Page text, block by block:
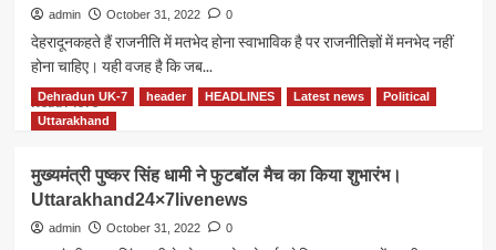
की
मांग
पर
लैंसडौन
का
नाम
से
जाना
जाएगा
जानिए।
admin October 31, 2022 0
देहरादूनकहते हैं राजनीति में मतभेद होना स्वाभाविक है पर राजनीतिज्ञों में मनभेद नहीं
होना चाहिए। यही वजह है कि जब...
Read MoreRead
more
रावत
ने
हरक
Dehradun UK-7 header HEADLINES Latest news
Political
Uttarakhand
मुख्यमंत्री पुष्कर सिंह धामी ने फुटबॉल मैच का किया शुभारंभ।
Uttarakhand24×7livenews
admin October 31, 2022 0